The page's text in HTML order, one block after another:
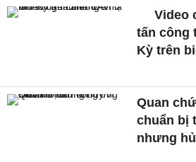
Video
tấn công
Kỳ trên
Quan
chuẩn bị
nhưng